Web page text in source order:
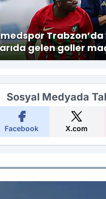
Trabzon’da
gelen goller
Sosyal Medyada
Facebook X.com